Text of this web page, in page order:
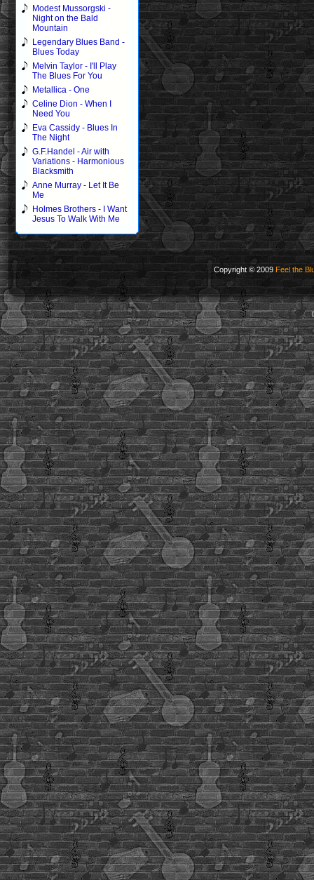
Modest Mussorgski -
Night on the Bald
Mountain
Legendary Blues Band -
Blues Today
Melvin Taylor - I'll Play
The Blues For You
Metallica - One
Celine Dion - When I
Need You
Eva Cassidy - Blues In
The Night
G.F.Handel - Air with
Variations - Harmonious
Blacksmith
Anne Murray - Let It Be
Me
Holmes Brothers - I Want
Jesus To Walk With Me
Copyright © 2009Feel the